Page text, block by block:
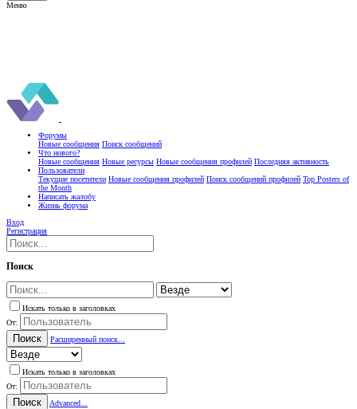
Меню
Форумы
Новые сообщения Поиск сообщений
Что нового?
Новые сообщения Новые ресурсы Новые сообщения профилей Последняя активность
Пользователи
Текущие посетители Новые сообщения профилей Поиск сообщений профилей Top Posters of
the Month
Написать жалобу
Жизнь форума
Вход
Регистрация
Поиск
Искать только в заголовках
От:
Поиск Расширенный поиск...
Искать только в заголовках
От:
Поиск
Advanced...